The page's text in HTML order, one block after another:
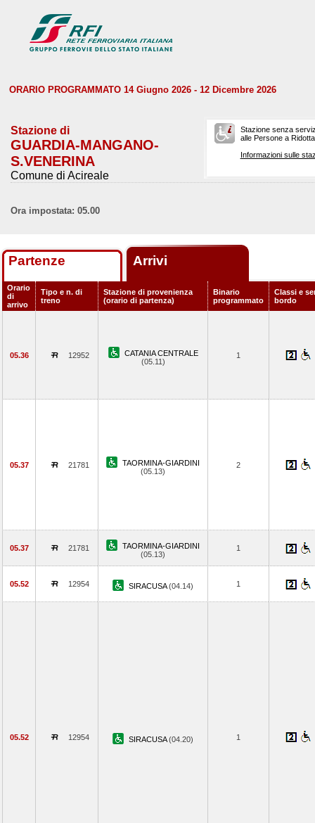
ORARIO PROGRAMMATO 14 Giugno 2026 - 12 Dicembre 2026
Stazione di
GUARDIA-MANGANO-
S.VENERINA
Comune di Acireale
Stazione senza
alle Persone a
Informazioni sulle
Ora impostata: 05.00
Partenze Arrivi
Orario
di
arrivo
Tipo e n. di
treno
Stazione di provenienza
(orario di partenza)
Binario
programmato
Classi e
bordo
05.36 12952
CATANIA CENTRALE
(05.11)
1
05.37 21781
TAORMINA-GIARDINI
(05.13)
2
05.37 21781
TAORMINA-GIARDINI
(05.13)
1
05.52 12954 SIRACUSA(04.14) 1
05.52 12954 SIRACUSA(04.20) 1